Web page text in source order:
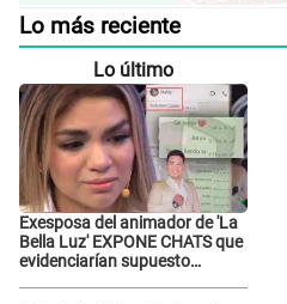
Lo más reciente
Lo último
Exesposa del animador de 'La
Bella Luz' EXPONE CHATS que
evidenciarían supuesto